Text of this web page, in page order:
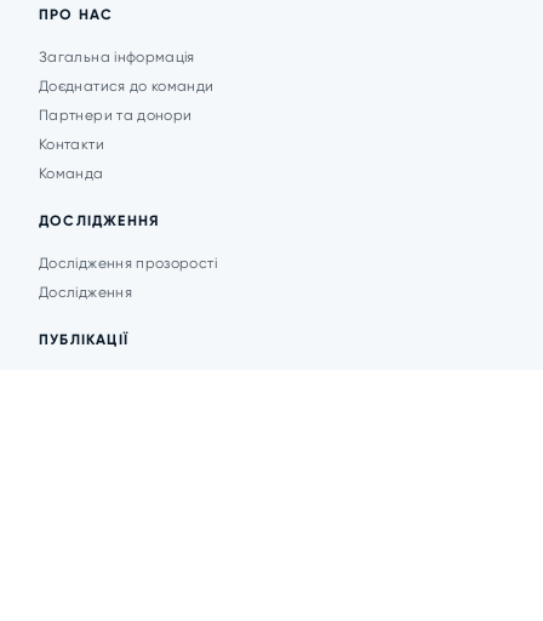
ПРО НАС
Загальна інформація
Доєднатися до команди
Партнери та донори
Контакти
Команда
ДОСЛІДЖЕННЯ
Дослідження прозорості
Дослідження
ПУБЛІКАЦІЇ